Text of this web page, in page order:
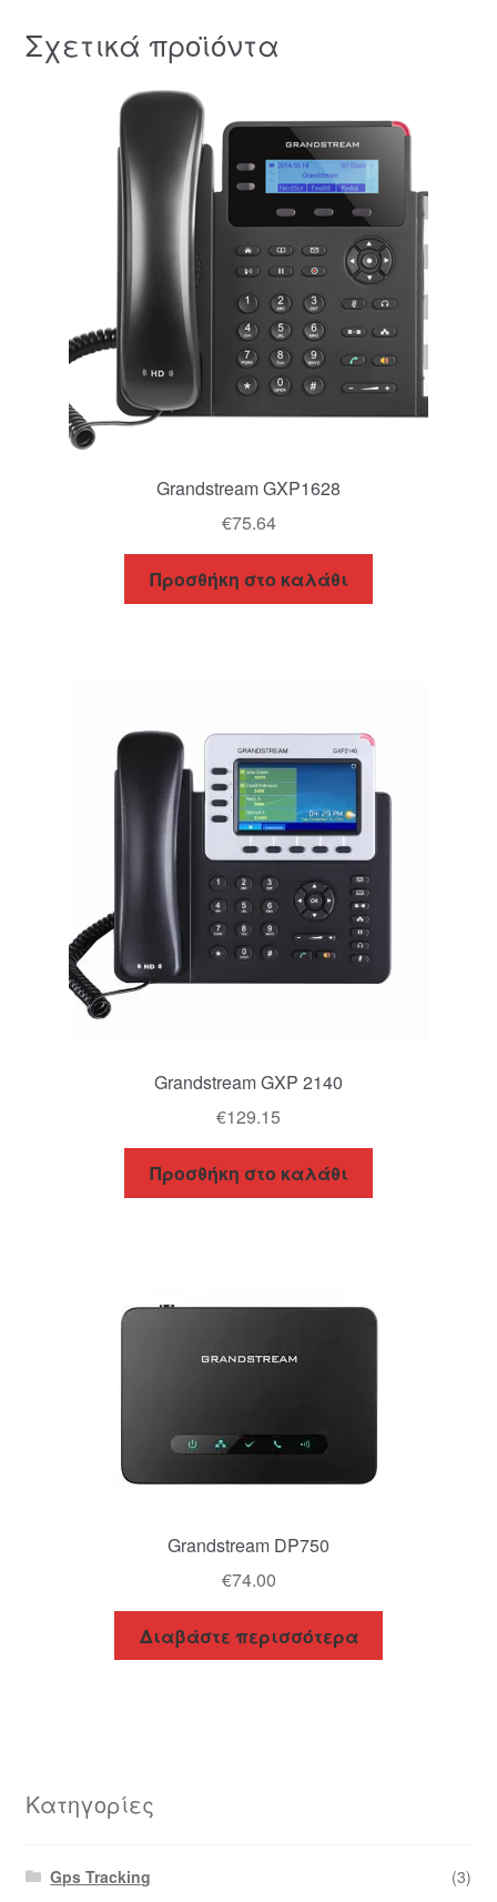
Σχετικά προϊόντα
Grandstream GXP1628
€75.64
Προσθήκη στο καλάθι
Grandstream GXP 2140
€129.15
Προσθήκη στο καλάθι
Grandstream DP750
€74.00
Διαβάστε περισσότερα
Κατηγορίες
Gps Tracking
(3)